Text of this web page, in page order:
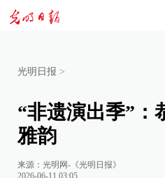
光明日报 >
“非遗演出季”：
雅韵
来源： 光明网-《光明日报》
2026-06-11 03:05